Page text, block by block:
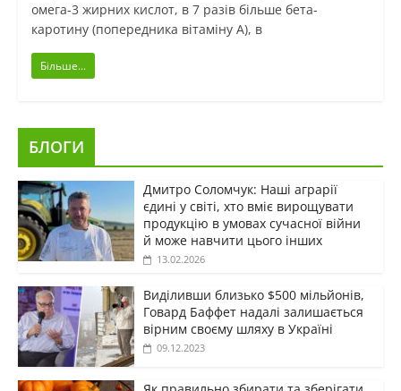
омега-3 жирних кислот, в 7 разів більше бета-
каротину (попередника вітаміну А), в
Більше...
БЛОГИ
Дмитро Соломчук: Наші аграрії
єдині у світі, хто вміє вирощувати
продукцію в умовах сучасної війни
й може навчити цього інших
13.02.2026
Виділивши близько $500 мільйонів,
Говард Баффет надалі залишається
вірним своєму шляху в Україні
09.12.2023